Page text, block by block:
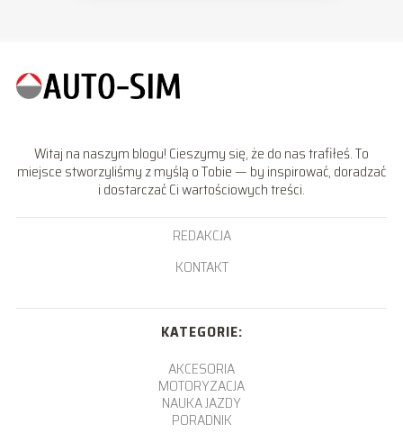
Witaj na naszym blogu! Cieszymy się, że do nas trafiłeś. To
miejsce stworzyliśmy z myślą o Tobie — by inspirować, doradzać
i dostarczać Ci wartościowych treści.
REDAKCJA
KONTAKT
KATEGORIE:
AKCESORIA
MOTORYZACJA
NAUKA JAZDY
PORADNIK